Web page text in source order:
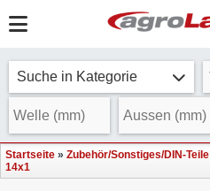
Suche in Kategorie
Startseite » Zubehör/Sonstiges/DIN-Teile
14x1